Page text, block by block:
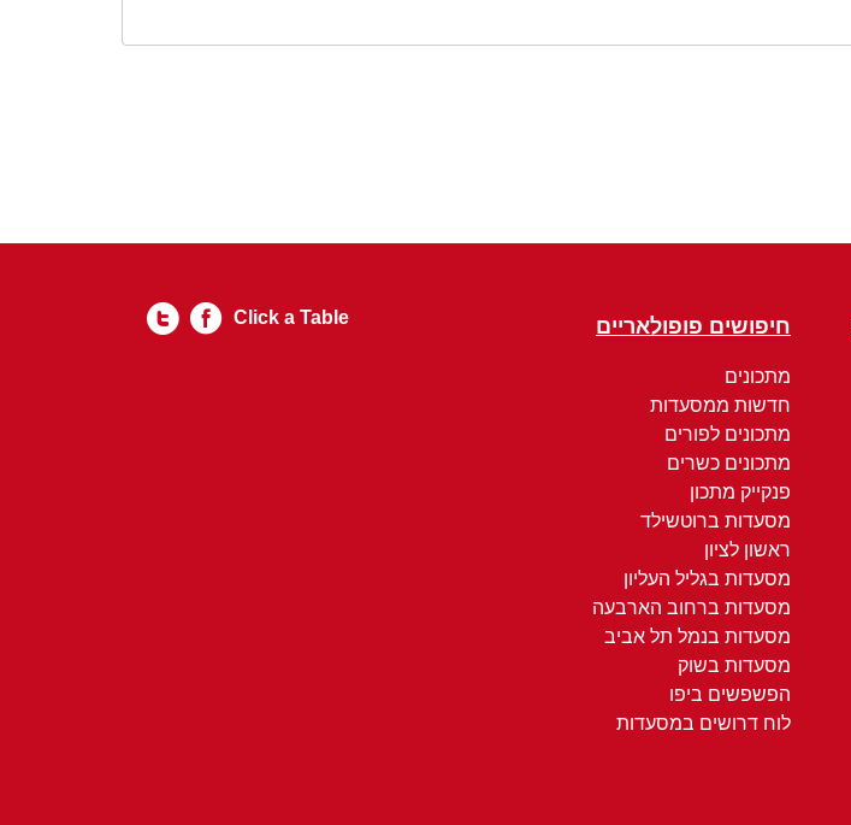
חיפושים פופולאריים
מתכונים
חדשות ממסעדות
מתכונים לפורים
מתכונים כשרים
פנקייק מתכון
מסעדות ברוטשילד
ראשון לציון
מסעדות בגליל העליון
מסעדות ברחוב הארבעה
מסעדות בנמל תל אביב
מסעדות בשוק
הפשפשים ביפו
לוח דרושים במסעדות
Click a Table